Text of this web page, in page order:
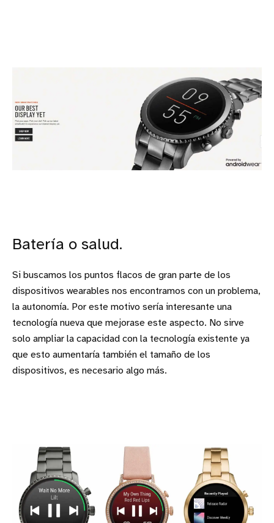
Batería o salud.
Si buscamos los puntos flacos de gran parte de los
dispositivos wearables nos encontramos con un problema,
la autonomía. Por este motivo sería interesante una
tecnología nueva que mejorase este aspecto. No sirve
solo ampliar la capacidad con la tecnología existente ya
que esto aumentaría también el tamaño de los
dispositivos, es necesario algo más.